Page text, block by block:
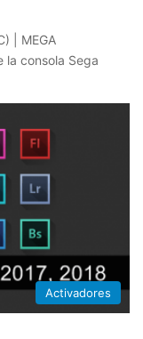
| MEGA​
la consola Sega
Activadores